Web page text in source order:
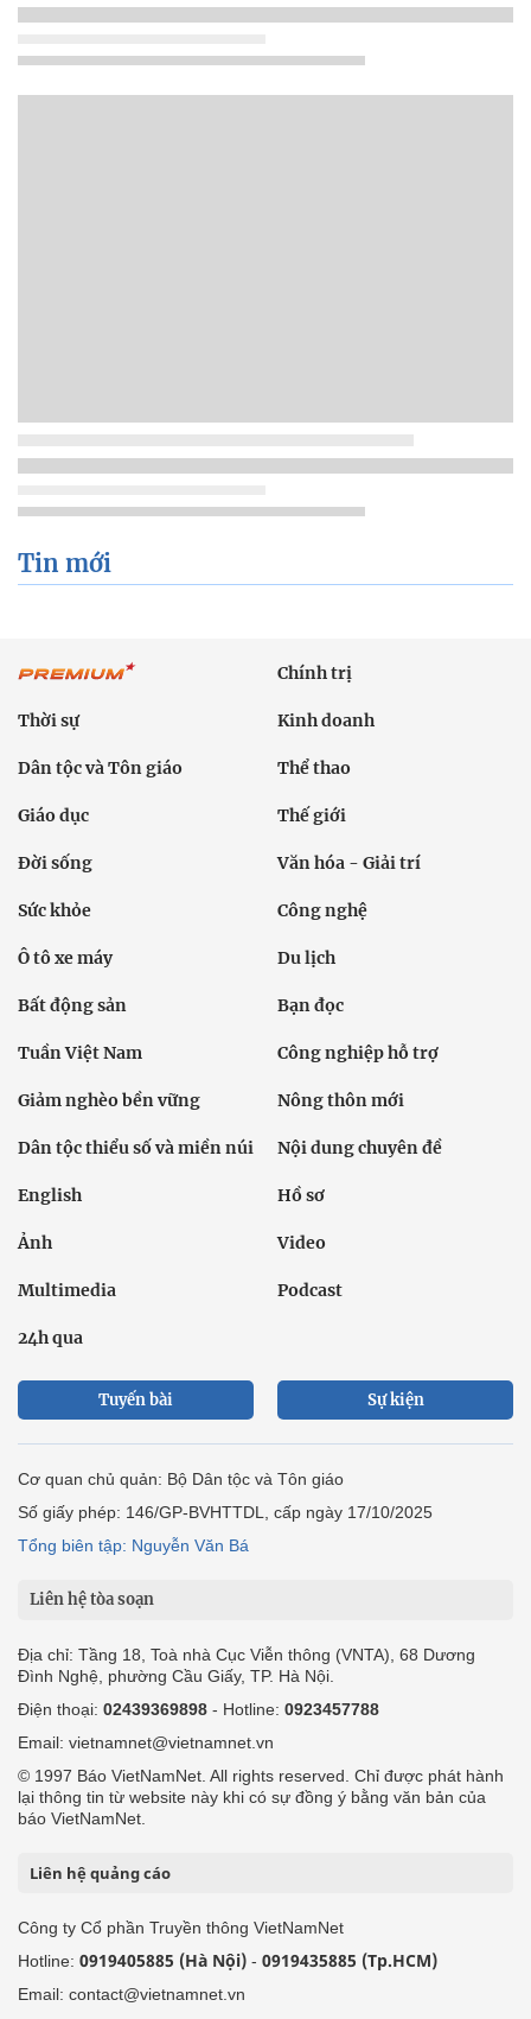
Tin mới
Chính trị
Thời sự Kinh doanh
Dân tộc và Tôn giáo Thể thao
Giáo dục Thế giới
Đời sống Văn hóa - Giải trí
Sức khỏe Công nghệ
Ô tô xe máy Du lịch
Bất động sản Bạn đọc
Tuần Việt Nam Công nghiệp hỗ trợ
Giảm nghèo bền vững Nông thôn mới
Dân tộc thiểu số và miền núi Nội dung chuyên đề
English Hồ sơ
Ảnh Video
Multimedia Podcast
24h qua
Tuyến bài Sự kiện
Cơ quan chủ quản: Bộ Dân tộc và Tôn giáo
Số giấy phép: 146/GP-BVHTTDL, cấp ngày 17/10/2025
Tổng biên tập: Nguyễn Văn Bá
Liên hệ tòa soạn
Địa chỉ: Tầng 18, Toà nhà Cục Viễn thông (VNTA), 68 Dương
Đình Nghệ, phường Cầu Giấy, TP. Hà Nội.
Điện thoại: 02439369898 - Hotline: 0923457788
Email: vietnamnet@vietnamnet.vn
© 1997 Báo VietNamNet. All rights reserved. Chỉ được phát hành
lại thông tin từ website này khi có sự đồng ý bằng văn bản của
báo VietNamNet.
Liên hệ quảng cáo
Công ty Cổ phần Truyền thông VietNamNet
Hotline: 0919405885 (Hà Nội) - 0919435885 (Tp.HCM)
Email: contact@vietnamnet.vn